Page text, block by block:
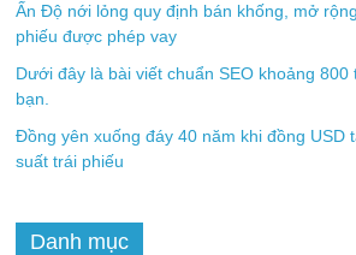
Ấn Độ nới lỏng quy định bán khống, mở
phiếu được phép vay
Dưới đây là bài viết chuẩn SEO khoảng 800
bạn.
Đồng yên xuống đáy 40 năm khi đồng USD
suất trái phiếu
Danh mục